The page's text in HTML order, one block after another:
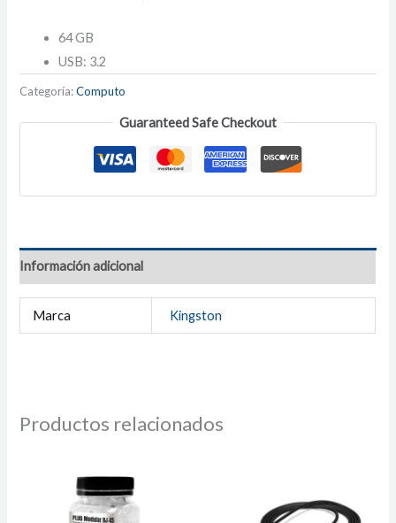
64 GB
USB: 3.2
Categoría:Computo
Guaranteed Safe Checkout
Información adicional
Marca Kingston
Productos relacionados